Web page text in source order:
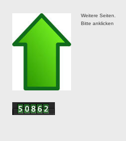
Weitere Seiten.
Bitte anklicken